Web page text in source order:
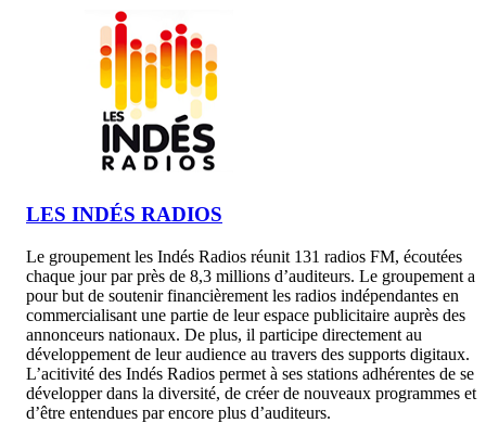
LES INDÉS RADIOS
Le groupement les Indés Radios réunit 131 radios FM, écoutées
chaque jour par près de 8,3 millions d’auditeurs. Le groupement a
pour but de soutenir financièrement les radios indépendantes en
commercialisant une partie de leur espace publicitaire auprès des
annonceurs nationaux. De plus, il participe directement au
développement de leur audience au travers des supports digitaux.
L’acitivité des Indés Radios permet à ses stations adhérentes de se
développer dans la diversité, de créer de nouveaux programmes et
d’être entendues par encore plus d’auditeurs.